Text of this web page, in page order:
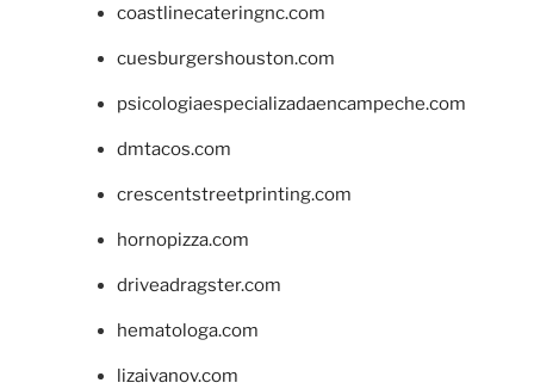
coastlinecateringnc.com
cuesburgershouston.com
psicologiaespecializadaencampeche.com
dmtacos.com
crescentstreetprinting.com
hornopizza.com
driveadragster.com
hematologa.com
lizaivanov.com